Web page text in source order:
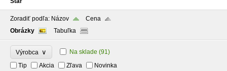
Zoradiť podľa: Názov
Cena
Obrázky
Tabuľka
Výrobca ∨ Na sklade (91)
Tip
Akcia Zľava Novinka